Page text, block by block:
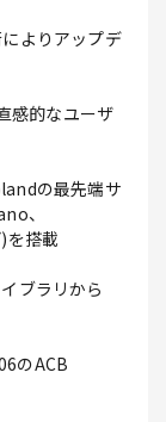
よりアップデ
感的なユーザ
の最先端サ
、
搭載
ブラリから
のACB